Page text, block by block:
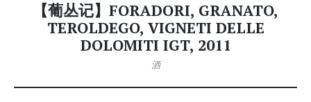
【葡丛记】FORADORI, GRANATO,
TEROLDEGO, VIGNETI DELLE
DOLOMITI IGT, 2011
酒